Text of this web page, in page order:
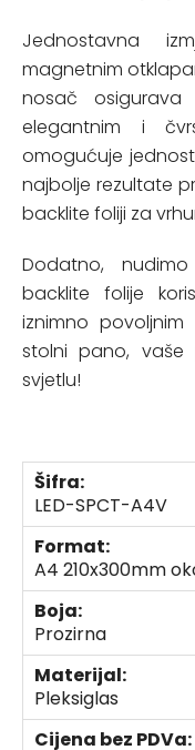
Jednostavna
magnetnim
nosač
elegantnim i
omogućuje
najbolje rezultate
backlite foliji za
Dodatno,
backlite folije
iznimno povoljnim
stolni pano, vaše
svjetlu!
Šifra:
LED-SPCT-A4V
Format:
A4 210x300mm
Boja:
Prozirna
Materijal:
Pleksiglas
Cijena bez PDVa: